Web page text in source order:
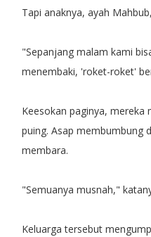
Tapi anaknya, ayah
"Sepanjang malam kami
menembaki, 'roket-roket'
Keesokan paginya, mereka
puing. Asap membumbung
membara.
"Semuanya musnah,"
Keluarga tersebut